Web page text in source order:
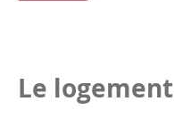
Le logement